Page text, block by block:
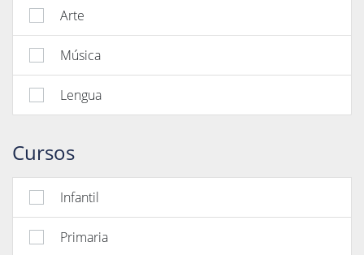
Arte
Música
Lengua
Cursos
Infantil
Primaria